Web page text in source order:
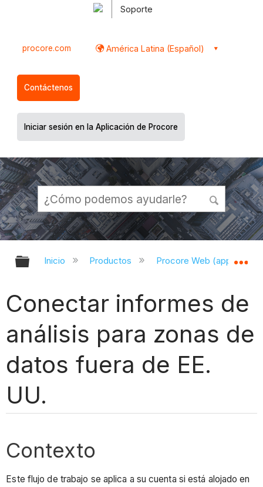
Soporte
procore.com América Latina (Español)
Contáctenos
Iniciar sesión en la Aplicación de Procore
Expandir/contraer jerarquía global
Inicio Productos Procore Web
Conectar informes de
análisis para zonas de
datos fuera de EE.
UU.
Contexto
Este flujo de trabajo se aplica a su cuenta si está alojado en